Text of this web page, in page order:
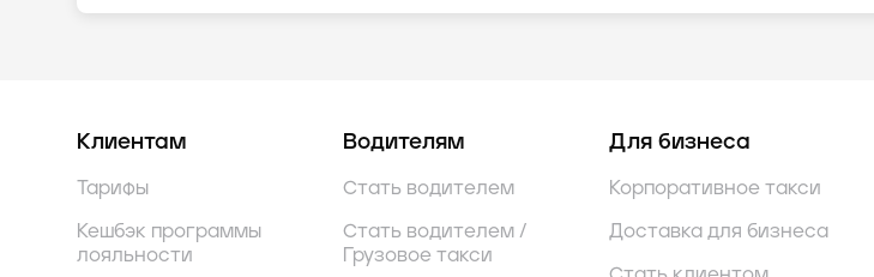
Клиентам
Тарифы
Кешбэк программы
лояльности
Водителям
Стать водителем
Стать водителем /
Грузовое такси
Для бизнеса
Корпоративное такси
Доставка для бизнеса